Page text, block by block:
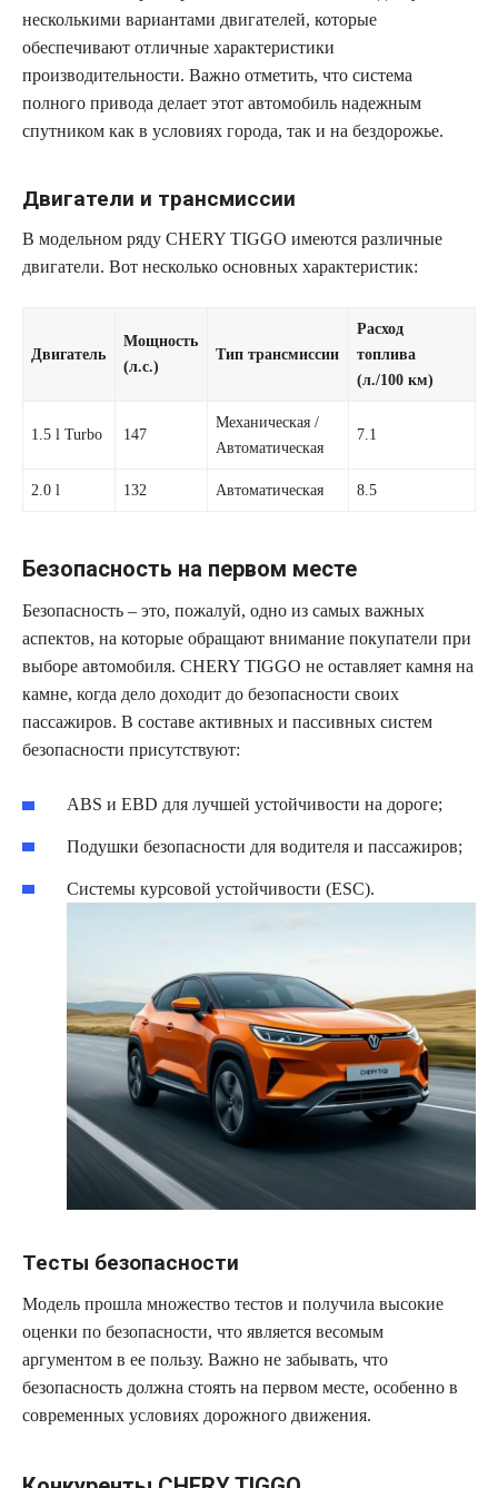
несколькими вариантами двигателей, которые
обеспечивают отличные характеристики
производительности. Важно отметить, что система
полного привода делает этот автомобиль надежным
спутником как в условиях города, так и на бездорожье.
Двигатели и трансмиссии
В модельном ряду CHERY TIGGO имеются различные
двигатели. Вот несколько основных характеристик:
Двигатель
Мощность
(л.с.)
Тип трансмиссии
Расход
топлива
(л./100 км)
1.5 l Turbo 147
Механическая /
Автоматическая
7.1
2.0 l 132 Автоматическая 8.5
Безопасность на первом месте
Безопасность – это, пожалуй, одно из самых важных
аспектов, на которые обращают внимание покупатели при
выборе автомобиля. CHERY TIGGO не оставляет камня на
камне, когда дело доходит до безопасности своих
пассажиров. В составе активных и пассивных систем
безопасности присутствуют:
ABS и EBD для лучшей устойчивости на дороге;
Подушки безопасности для водителя и пассажиров;
Системы курсовой устойчивости (ESC).
Тесты безопасности
Модель прошла множество тестов и получила высокие
оценки по безопасности, что является весомым
аргументом в ее пользу. Важно не забывать, что
безопасность должна стоять на первом месте, особенно в
современных условиях дорожного движения.